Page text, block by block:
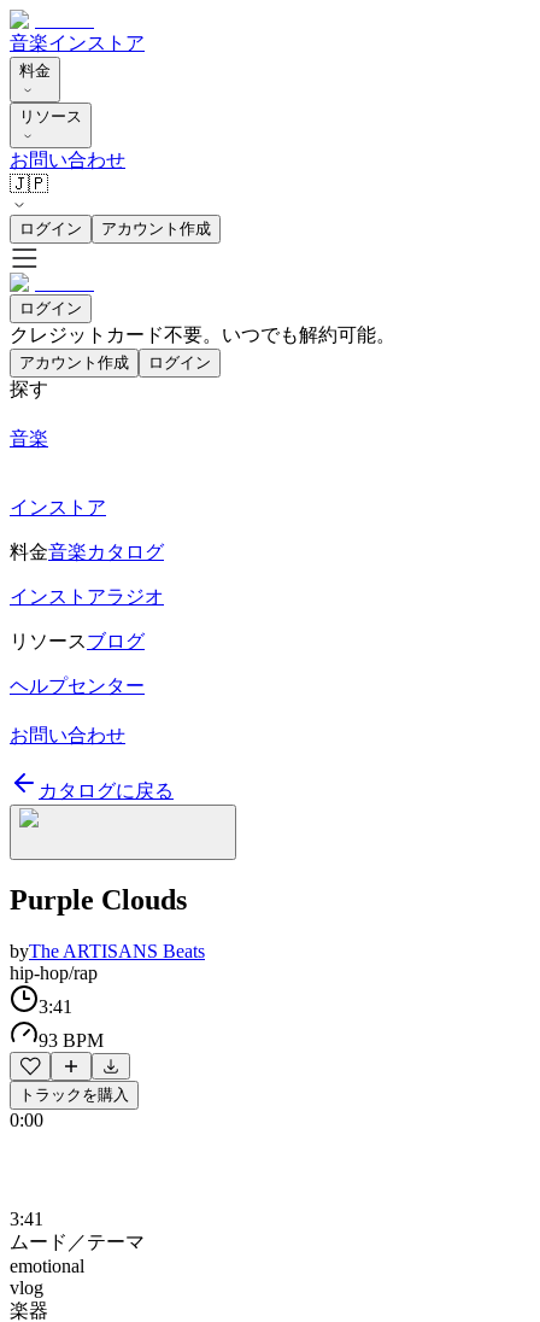
音楽インストア
料金
リソース
お問い合わせ
🇯🇵
ログイン アカウント作成
ログイン
クレジットカード不要。いつでも解約可能。
アカウント作成 ログイン
探す
音楽
インストア
料金音楽カタログ
インストアラジオ
リソースブログ
ヘルプセンター
お問い合わせ
カタログに戻る
Purple Clouds
byThe ARTISANS Beats
hip-hop/rap
3:41
93 BPM
トラックを購入
0:00
3:41
ムード／テーマ
emotional
vlog
楽器